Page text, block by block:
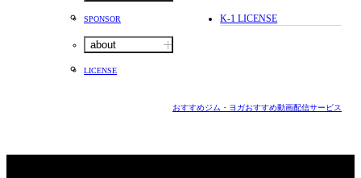
SPONSOR
about
LICENSE
K-1 LICENSE
おすすめジム・ヨガおすすめ動画配信サービス